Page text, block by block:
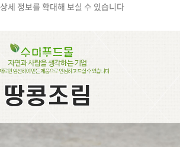
상세 정보를 확대해 보실 수 있습니다